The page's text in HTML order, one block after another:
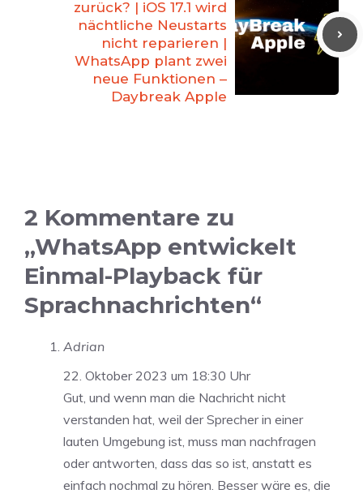
zurück? | iOS 17.1 wird
nächtliche Neustarts
nicht reparieren |
WhatsApp plant zwei
neue Funktionen –
Daybreak Apple
2 Kommentare zu
„WhatsApp entwickelt
Einmal-Playback für
Sprachnachrichten“
Adrian
22. Oktober 2023 um 18:30 Uhr
Gut, und wenn man die Nachricht nicht
verstanden hat, weil der Sprecher in einer
lauten Umgebung ist, muss man nachfragen
oder antworten, dass das so ist, anstatt es
einfach nochmal zu hören. Besser wäre es, die